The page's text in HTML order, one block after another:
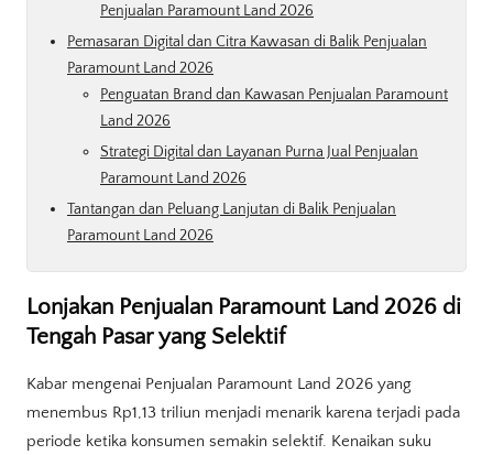
Penjualan Paramount Land 2026
Pemasaran Digital dan Citra Kawasan di Balik Penjualan
Paramount Land 2026
Penguatan Brand dan Kawasan Penjualan Paramount
Land 2026
Strategi Digital dan Layanan Purna Jual Penjualan
Paramount Land 2026
Tantangan dan Peluang Lanjutan di Balik Penjualan
Paramount Land 2026
Lonjakan Penjualan Paramount Land 2026 di
Tengah Pasar yang Selektif
Kabar mengenai Penjualan Paramount Land 2026 yang
menembus Rp1,13 triliun menjadi menarik karena terjadi pada
periode ketika konsumen semakin selektif. Kenaikan suku